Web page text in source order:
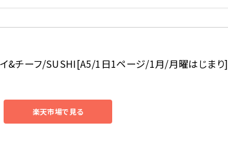
&チーフ/SUSHI[A5/1日1ページ/1月/月曜はじまり]
楽天市場で見る